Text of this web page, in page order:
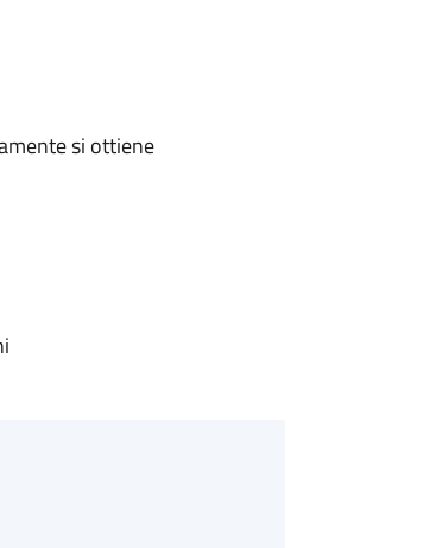
si ottiene